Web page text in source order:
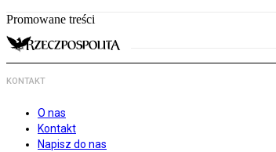
Promowane treści
KONTAKT
O nas
Kontakt
Napisz do nas